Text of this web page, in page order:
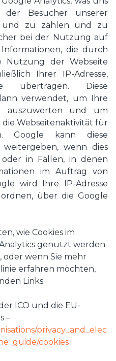
der Besucher unserer
und zu zählen und zu
bei der Nutzung auf
die durch
Nutzung der Webseite
Ihrer IP-Adresse,
übertragen. Diese
verwendet, um Ihre
auszuwerten und um
Webseitenaktivität für
Google kann diese
wenn dies
in Fällen, in denen
im Auftrag von
wird Ihre IP-Adresse
über die Google
wie Cookies im
genutzt werden
oder wenn Sie mehr
erfahren möchten,
Links.
ICO und die EU-
–
privacy_and_elec
cookies